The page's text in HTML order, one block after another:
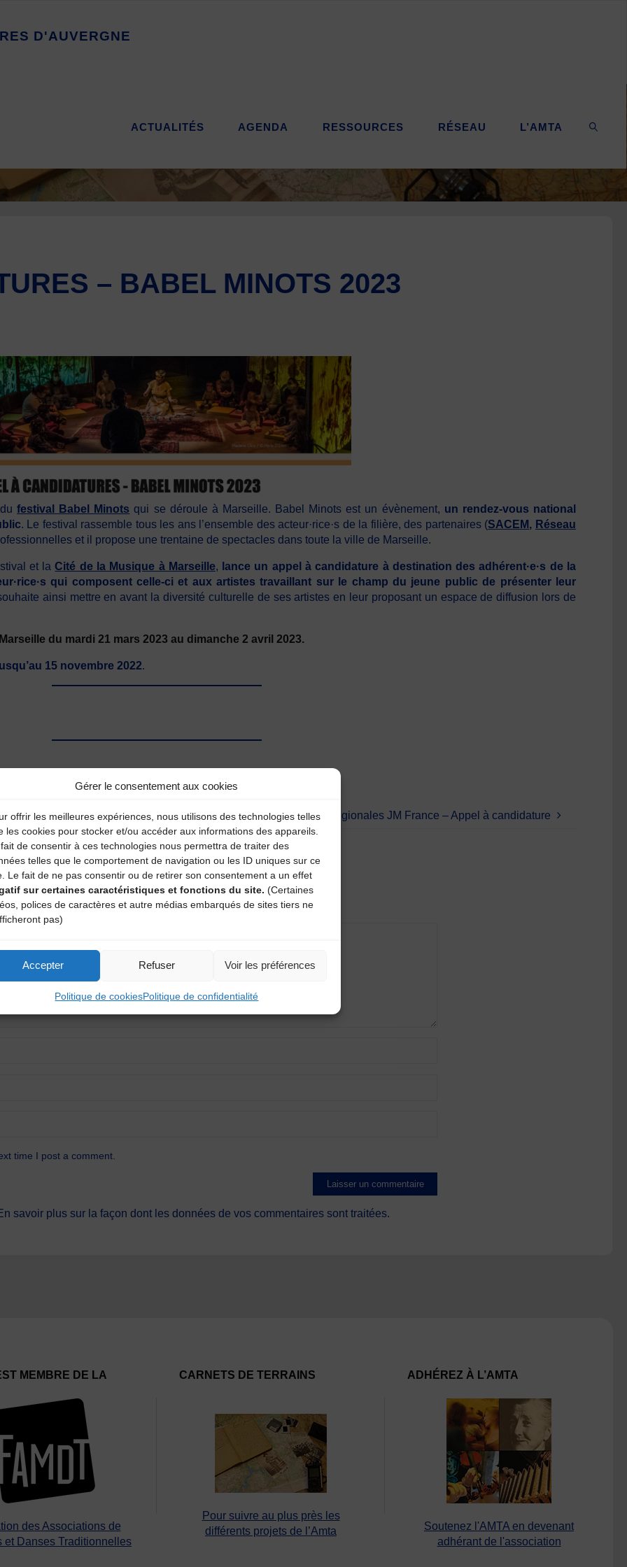
Gérer le consentement aux cookies
offrir les meilleures expériences, nous utilisons des technologies telles
les cookies pour stocker et/ou accéder aux informations des appareils.
de consentir à ces technologies nous permettra de traiter des
telles que le comportement de navigation ou les ID uniques sur ce
Le fait de ne pas consentir ou de retirer son consentement a un effet
sur certaines caractéristiques et fonctions du site. (Certaines
polices de caractères et autre médias embarqués de sites tiers ne
pas)
Accepter Refuser Voir les préférences
Politique de cookiesPolitique de confidentialité
RES D'AUVERGNE
ACTUALITÉS AGENDA RESSOURCES RÉSEAU L’AMTA
– BABEL MINOTS 2023
dufestival Babel Minots qui se déroule à Marseille. Babel Minots est un évènement, un rendez-vous national
. Le festival rassemble tous les ans l’ensemble des acteur·rice·s de la filière, des partenaires (SACEM , Réseau
et il propose une trentaine de spectacles dans toute la ville de Marseille.
et laCité de la Musique à Marseille, lance un appel à candidature à destination des adhérent·e·s de la
qui composent celle-ci et aux artistes travaillant sur le champ du jeune public de présenter leur
ainsi mettre en avant la diversité culturelle de ses artistes en leur proposant un espace de diffusion lors de
du mardi21 mars 2023 au dimanche 2 avril 2023.
15 novembre 2022.
Auditions régionales JM France – Appel à candidature
sont indiqués avec *
time I post a comment.
savoir plus sur la façon dont les données de vos commentaires sont traitées.
MEMBRE DE LA
des Associations de
et Danses Traditionnelles
CARNETS DE TERRAINS
Pour suivre au plus près les
différents projets de l’Amta
ADHÉREZ À L’AMTA
Soutenez l'AMTA en devenant
adhérant de l'association